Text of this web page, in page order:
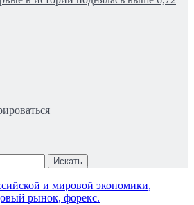
Искать